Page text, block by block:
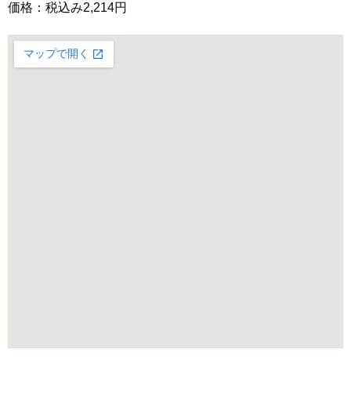
価格：税込み2,214円